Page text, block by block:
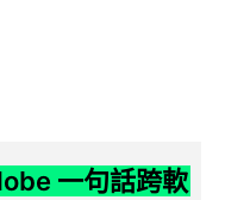
一句話跨軟